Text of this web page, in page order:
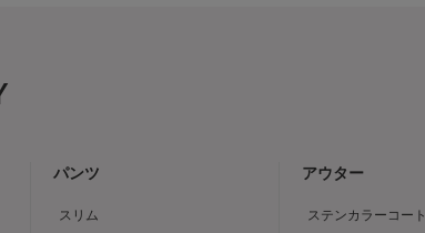
パンツ
スリム
アウター
ステンカラーコート